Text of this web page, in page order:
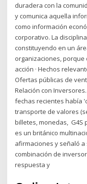
duradera con la
y comunica aquella
como información
corporativo. La
constituyendo en un
organizaciones,
acción · Hechos
Ofertas públicas de
Relación con
fechas recientes había
transporte de valores
billetes, monedas, G4S
es un británico
afirmaciones y señaló
combinación de
respuesta y